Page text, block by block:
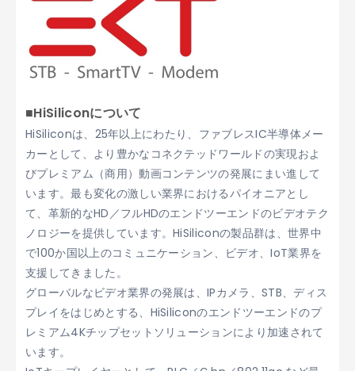
■HiSiliconについて
HiSiliconは、25年以上にわたり、ファブレスIC半導体メー
カーとして、より豊かなコネクテッドワールドの実現およ
びプレミアム（商用）動画コンテンツの発展にまい進して
います。最も変化の激しい業界におけるパイオニアとし
て、革新的なHD／フルHDのエンドツーエンドのビデオテク
ノロジーを提供しています。HiSiliconの製品群は、世界中
で100か国以上のコミュニケーション、ビデオ、IoT業界を
支援してきました。
グローバルなビデオ業界の発展は、IPカメラ、STB、ディス
プレイをはじめとする、HiSiliconのエンドツーエンドのプ
レミアム4Kチップセットソリューションにより加速されて
います。